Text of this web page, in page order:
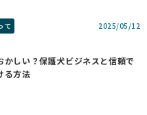
て 2025/05/12
かしい？保護犬ビジネスと信頼で
る方法